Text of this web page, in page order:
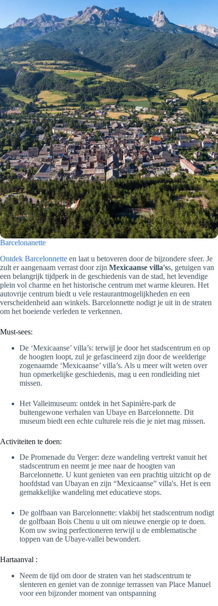
Barcelonanette
Ontdek Barcelonnette en laat u betoveren door de bijzondere sfeer. Je
zult er aangenaam verrast door zijn Mexicaanse villa'ss, getuigen van
een belangrijk tijdperk in de geschiedenis van de stad, het levendige
plein vol charme en het historische centrum met warme kleuren. Het
autovrije centrum biedt u vele restaurantmogelijkheden en een
verscheidenheid aan winkels. Barcelonnette nodigt je uit in de straten
om het boeiende verleden te verkennen.
Must-sees:
De ‘Mexicaanse’ villa’s: terwijl je door het stadscentrum en op
de hoogten loopt, zul je gefascineerd zijn door de weelderige
zogenaamde ‘Mexicaanse’ villa’s. Als u meer wilt weten over
hun opmerkelijke geschiedenis, mag u een rondleiding niet
missen.
Het Valleimuseum: ontdek in het Sapinière-park de
buitengewone verhalen van Ubaye en Barcelonnette. Dit
museum biedt een echte culturele reis die je niet mag missen.
Activiteiten te doen:
De Promenade du Verger: deze wandeling vertrekt vanuit het
stadscentrum en neemt je mee naar de hoogten van
Barcelonnette. U kunt genieten van een prachtig uitzicht op de
hoofdstad van Ubayan en zijn “Mexicaanse” villa's. Het is een
gemakkelijke wandeling met educatieve stops.
De golfbaan van Barcelonnette: vlakbij het stadscentrum nodigt
de golfbaan Bois Chenu u uit om nieuwe energie op te doen.
Kom uw swing perfectioneren terwijl u de emblematische
toppen van de Ubaye-vallei bewondert.
Hartaanval :
Neem de tijd om door de straten van het stadscentrum te
slenteren en geniet van de zonnige terrassen van Place Manuel
voor een bijzonder moment van ontspanning